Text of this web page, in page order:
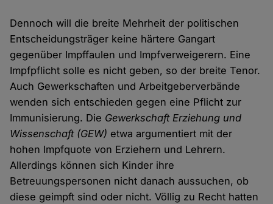
Dennoch will die breite Mehrheit der politischen
Entscheidungsträger keine härtere Gangart
gegenüber Impffaulen und Impfverweigerern. Eine
Impfpflicht solle es nicht geben, so der breite Tenor.
Auch Gewerkschaften und Arbeitgeberverbände
wenden sich entschieden gegen eine Pflicht zur
Immunisierung. Die Gewerkschaft Erziehung und
Wissenschaft (GEW) etwa argumentiert mit der
hohen Impfquote von Erziehern und Lehrern.
Allerdings können sich Kinder ihre
Betreuungspersonen nicht danach aussuchen, ob
diese geimpft sind oder nicht. Völlig zu Recht hatten